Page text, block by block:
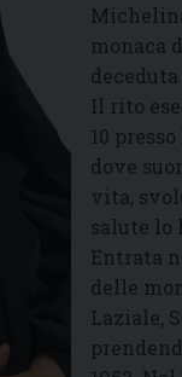
monaca
Il rito
10
dove
vita,
salute lo
Entrata
delle
Laziale,